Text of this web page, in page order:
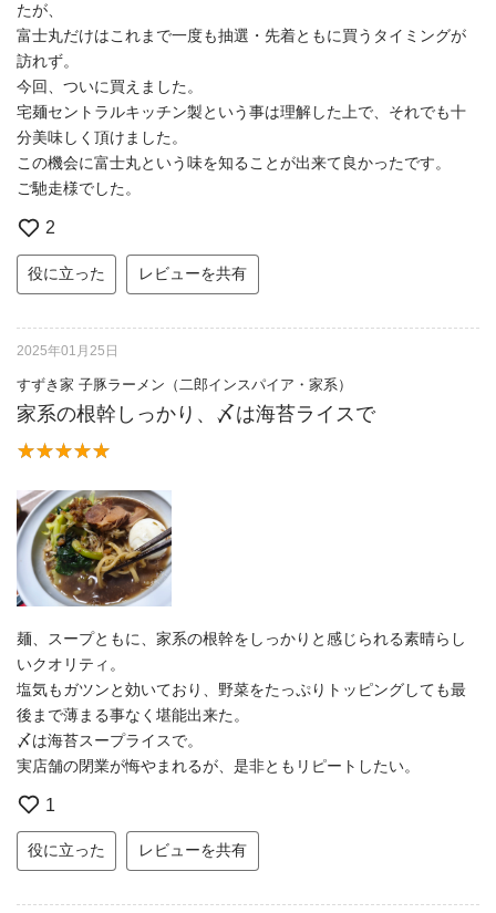
たが、
富士丸だけはこれまで一度も抽選・先着ともに買うタイミングが
訪れず。
今回、ついに買えました。
宅麺セントラルキッチン製という事は理解した上で、それでも十
分美味しく頂けました。
この機会に富士丸という味を知ることが出来て良かったです。
ご馳走様でした。
2
役に立った レビューを共有
2025年01月25日
すずき家 子豚ラーメン（二郎インスパイア・家系）
家系の根幹しっかり、〆は海苔ライスで
麺、スープともに、家系の根幹をしっかりと感じられる素晴らし
いクオリティ。
塩気もガツンと効いており、野菜をたっぷりトッピングしても最
後まで薄まる事なく堪能出来た。
〆は海苔スープライスで。
実店舗の閉業が悔やまれるが、是非ともリピートしたい。
1
役に立った レビューを共有